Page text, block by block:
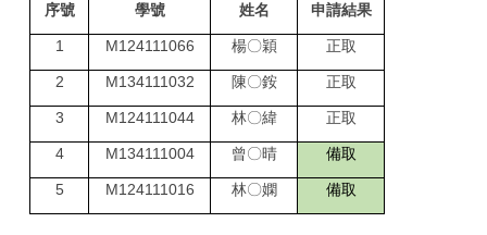
序號 學號 姓名 申請結果
1 M124111066 楊〇穎 正取
2 M134111032 陳〇銨 正取
3 M124111044 林〇緯 正取
4 M134111004 曾〇晴 備取
5 M124111016 林〇嫻 備取